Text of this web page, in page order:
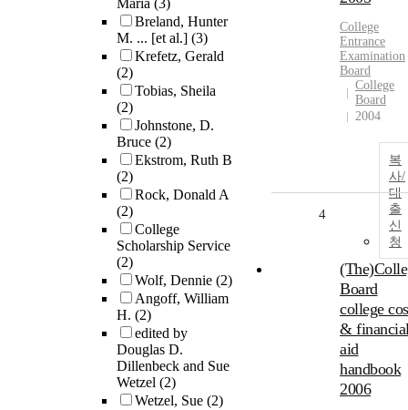
Maria (3)
Breland, Hunter
M. ... [et al.] (3)
Krefetz, Gerald
(2)
Tobias, Sheila
(2)
Johnstone, D.
Bruce (2)
Ekstrom, Ruth B
(2)
Rock, Donald A
(2)
College
Scholarship Service
(2)
Wolf, Dennie (2)
Angoff, William
H. (2)
edited by
Douglas D.
Dillenbeck and Sue
Wetzel (2)
Wetzel, Sue (2)
College
Entrance
Examination
Board
College
Board
2004
복
사/
대
출
신
청
4
Board
college
&
aid
handbook
2006